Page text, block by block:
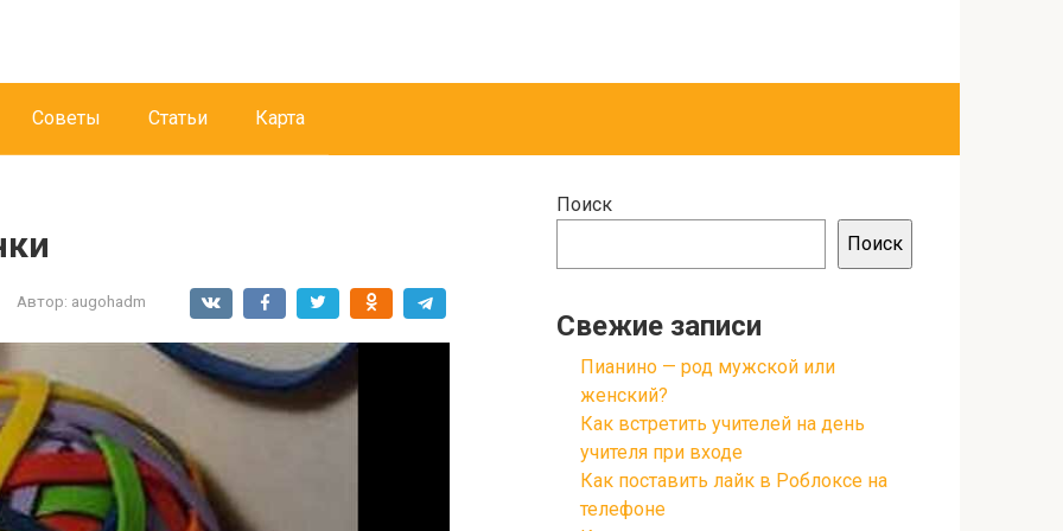
Советы Статьи Карта
Автор: augohadm
Поиск
Поиск
Свежие записи
Пианино — род мужской или
женский?
Как встретить учителей на день
учителя при входе
Как поставить лайк в Роблоксе на
телефоне